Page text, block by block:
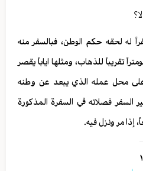
له لحقه حكم الوطن، فبالسفر منه
المسافة الشرعية ٢٢ كيلومتراً تقريباً للذهاب، ومثلها اياباً يقصر
على محل عمله الذي يبعد عن وطنه
السفر فصلاته في السفرة المذكورة